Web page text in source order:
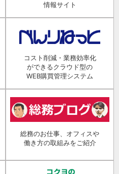
情報サイト
コスト削減・業務効率化
ができるクラウド型の
WEB購買管理システム
総務のお仕事、オフィスや
働き方の取組みをご紹介